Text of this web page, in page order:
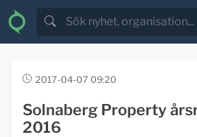
2017-04-07 09:20
Solnaberg Property
2016